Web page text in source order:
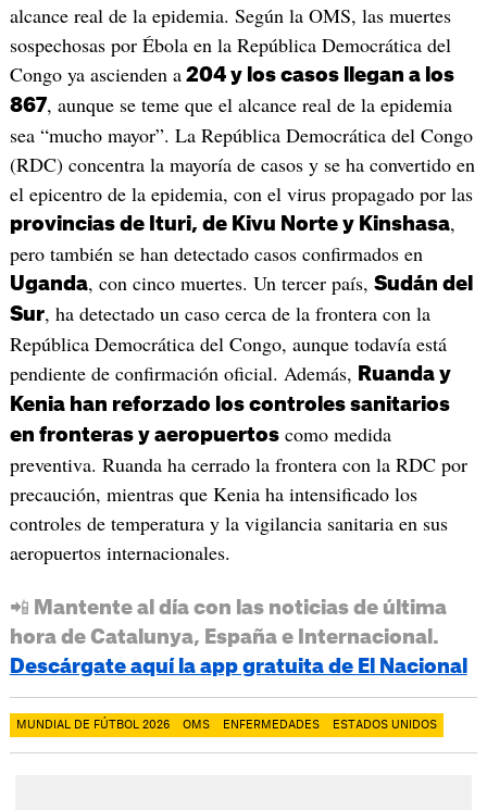
alcance real de la epidemia. Según la OMS, las muertes
sospechosas por Ébola en la República Democrática del
Congo ya ascienden a204 y los casos llegan a los
867, aunque se teme que el alcance real de la epidemia
sea “mucho mayor”. La República Democrática del Congo
(RDC) concentra la mayoría de casos y se ha convertido en
el epicentro de la epidemia, con el virus propagado por las
provincias de Ituri, de Kivu Norte y Kinshasa,
pero también se han detectado casos confirmados en
Uganda, con cinco muertes. Un tercer país, Sudán del
Sur, ha detectado un caso cerca de la frontera con la
República Democrática del Congo, aunque todavía está
pendiente de confirmación oficial. Además,
Ruanda y
Kenia han reforzado los controles sanitarios
en fronteras y aeropuertoscomo medida
preventiva. Ruanda ha cerrado la frontera con la RDC por
precaución, mientras que Kenia ha intensificado los
controles de temperatura y la vigilancia sanitaria en sus
aeropuertos internacionales.
📲 Mantente al día con las noticias de última
hora de Catalunya, España e Internacional.
Descárgate aquí la app gratuita de El Nacional
MUNDIAL DE FÚTBOL 2026 OMS ENFERMEDADES ESTADOS UNIDOS